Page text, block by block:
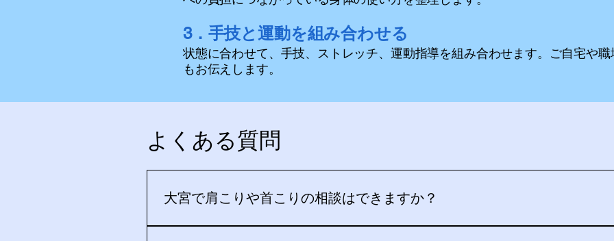
3．手技と運動を組み合わせる
状態に合わせて、手技、ストレッチ、運動指導を組み合わせます。ご自宅や
もお伝えします。
よくある質問
大宮で肩こりや首こりの相談はできますか？